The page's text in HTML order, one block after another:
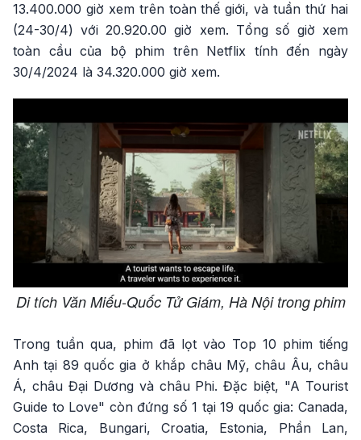
13.400.000 giờ xem trên toàn thế giới, và tuần thứ hai
(24-30/4) với 20.920.00 giờ xem. Tổng số giờ xem
toàn cầu của bộ phim trên Netflix tính đến ngày
30/4/2024 là 34.320.000 giờ xem.
Di tích Văn Miếu-Quốc Tử Giám, Hà Nội trong phim
Trong tuần qua, phim đã lọt vào Top 10 phim tiếng
Anh tại 89 quốc gia ở khắp châu Mỹ, châu Âu, châu
Á, châu Đại Dương và châu Phi. Đặc biệt, "A Tourist
Guide to Love" còn đứng số 1 tại 19 quốc gia: Canada,
Costa Rica, Bungari, Croatia, Estonia, Phần Lan,